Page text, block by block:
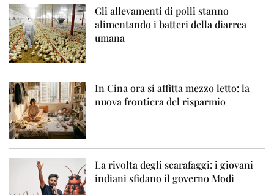
Gli allevamenti di polli stanno
alimentando i batteri della diarrea
umana
In Cina ora si affitta mezzo letto: la
nuova frontiera del risparmio
La rivolta degli scarafaggi: i giovani
indiani sfidano il governo Modi